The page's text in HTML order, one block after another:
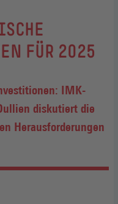
FÜR 2025
IMK-
diskutiert die
Herausforderungen